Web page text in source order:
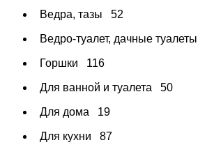
Ведра, тазы 52
Ведро-туалет, дачные туалеты
Горшки 116
Для ванной и туалета 50
Для дома 19
Для кухни 87